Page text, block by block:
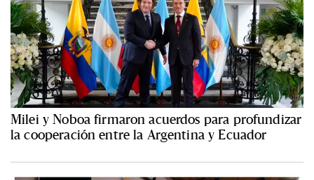
Milei y Noboa firmaron acuerdos para profundizar
la cooperación entre la Argentina y Ecuador